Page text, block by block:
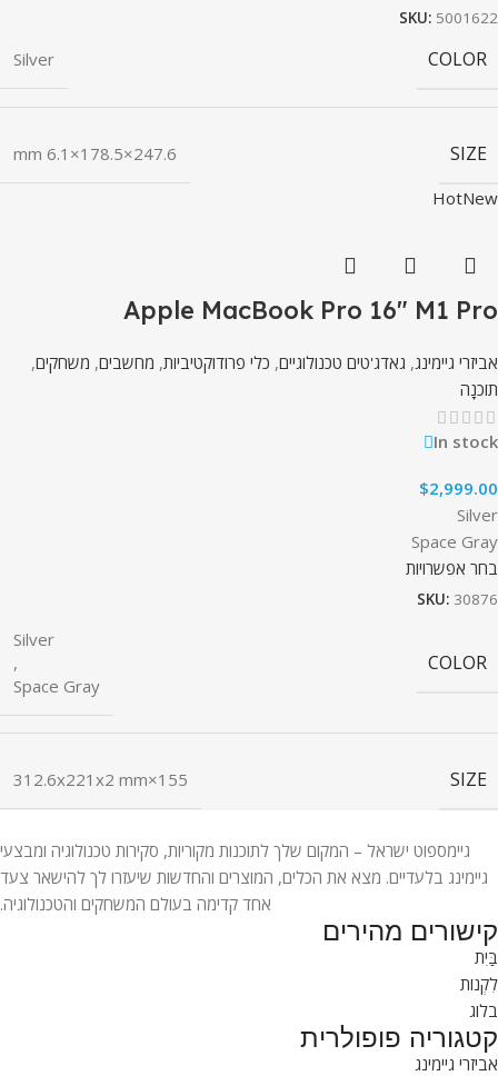
SKU: 5001622
COLOR
Silver
SIZE
247.6×178.5×6.1 mm
HotNew
Apple MacBook Pro 16″ M1 Pro
אביזרי גיימינג, גאדג'טים טכנולוגיים, כלי פרודוקטיביות, מחשבים, משחקים,
תוֹכנָה
In stock
$2,999.00
Silver
Space Gray
בחר אפשרויות
SKU: 30876
COLOR
Silver
,
Space Gray
SIZE
155×312.6x221x2 mm
גיימספוט ישראל – המקום שלך לתוכנות מקוריות, סקירות טכנולוגיה ומבצעי
גיימינג בלעדיים. מצא את הכלים, המוצרים והחדשות שיעזרו לך להישאר צעד
אחד קדימה בעולם המשחקים והטכנולוגיה.
קישורים מהירים
בַּיִת
לִקְנוֹת
בלוג
קטגוריה פופולרית
אביזרי גיימינג